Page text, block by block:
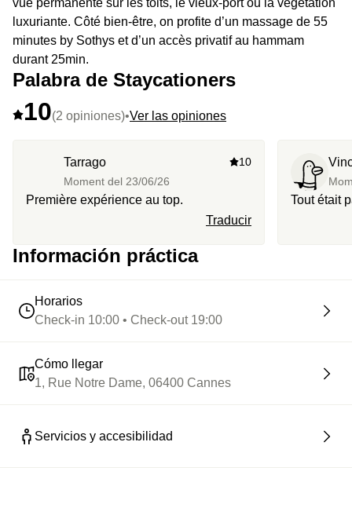
vue permanente sur les toits, le vieux-port ou la végétation
luxuriante. Côté bien-être, on profite d’un massage de 55
minutes by Sothys et d’un accès privatif au hammam
durant 25min.
Palabra de Staycationers
10(2 opiniones)•Ver las opiniones
Tarrago
Moment del 23/06/26
10
Première expérience au top.
Traducir
Tout était
Información práctica
Horarios
Check-in 10:00 • Check-out 19:00
Cómo llegar
1, Rue Notre Dame, 06400 Cannes
Servicios y accesibilidad